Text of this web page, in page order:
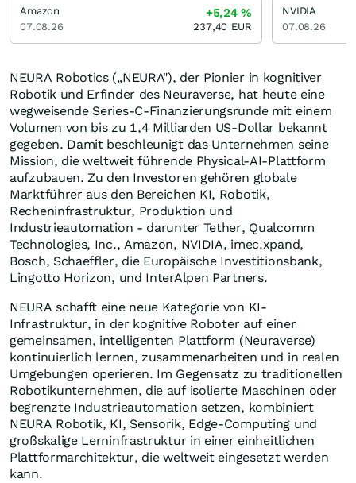
NEURA Robotics („NEURA"), der Pionier in kognitiver
Robotik und Erfinder des Neuraverse, hat heute eine
wegweisende Series-C-Finanzierungsrunde mit einem
Volumen von bis zu 1,4 Milliarden US-Dollar bekannt
gegeben. Damit beschleunigt das Unternehmen seine
Mission, die weltweit führende Physical-AI-Plattform
aufzubauen. Zu den Investoren gehören globale
Marktführer aus den Bereichen KI, Robotik,
Recheninfrastruktur, Produktion und
Industrieautomation - darunter Tether, Qualcomm
Technologies, Inc., Amazon, NVIDIA, imec.xpand,
Bosch, Schaeffler, die Europäische Investitionsbank,
Lingotto Horizon, und InterAlpen Partners.
NEURA schafft eine neue Kategorie von KI-
Infrastruktur, in der kognitive Roboter auf einer
gemeinsamen, intelligenten Plattform (Neuraverse)
kontinuierlich lernen, zusammenarbeiten und in realen
Umgebungen operieren. Im Gegensatz zu traditionellen
Robotikun­ternehmen, die auf isolierte Maschinen oder
begrenzte Industrieautomation setzen, kombiniert
NEURA Robotik, KI, Sensorik, Edge-Computing und
großskalige Lerninfrastruktur in einer einheitlichen
Plattformarchitektur, die weltweit eingesetzt werden
kann.
Amazon
07.08.26
+5,24%
237,40 EUR
NVIDIA
07.08.26